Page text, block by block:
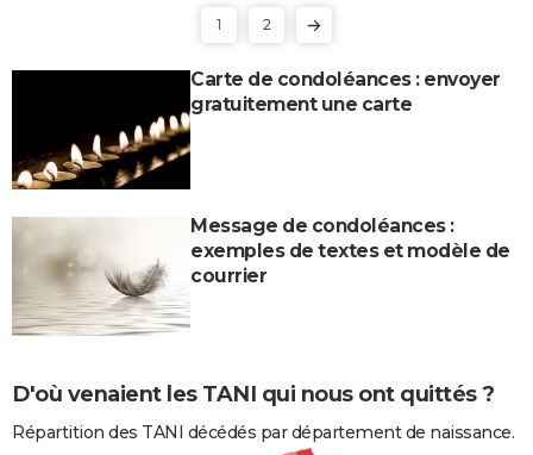
1 2
Carte de condoléances : envoyer
gratuitement une carte
Message de condoléances :
exemples de textes et modèle de
courrier
D'où venaient les TANI qui nous ont quittés ?
Répartition des TANI décédés par département de naissance.